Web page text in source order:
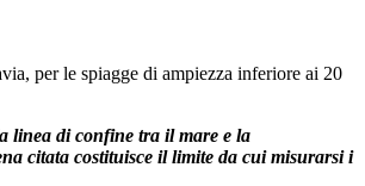
per le spiagge di ampiezza inferiore ai 20
linea di confine tra il mare e la
citata costituisce il limite da cui misurarsi i